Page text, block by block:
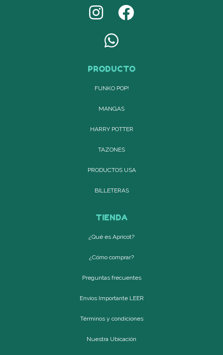
PRODUCTO
FUNKO POP!
MANGAS
HARRY POTTER
TAZONES
PRODUCTOS USA
BILLETERAS
TIENDA
¿Qué es Apricot?
¿Cómo comprar?
Preguntas frecuentes
Envíos Importante LEER
Términos y condiciones
Nuestra Ubicación